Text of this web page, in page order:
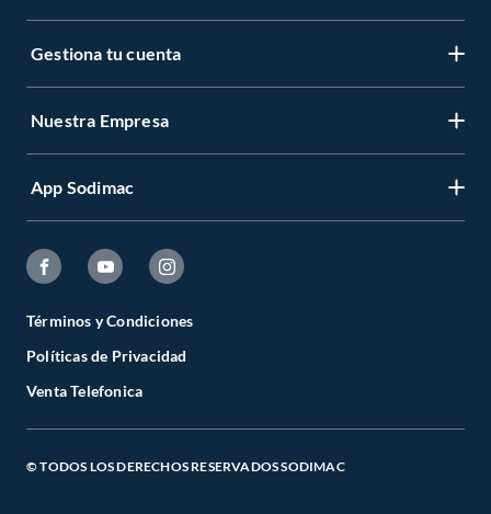
Gestiona tu cuenta
Nuestra Empresa
App Sodimac
Términos y Condiciones
Políticas de Privacidad
Venta Telefonica
© TODOS LOS DERECHOS RESERVADOS SODIMAC